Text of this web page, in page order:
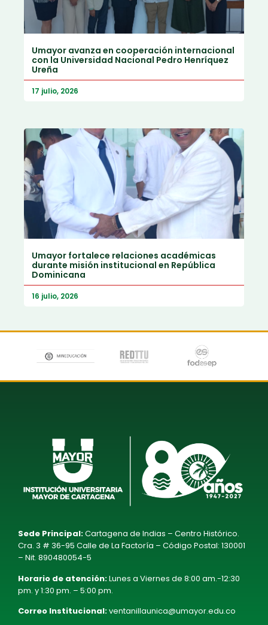
Umayor avanza en cooperación internacional
con la Universidad Nacional Pedro Henríquez
Ureña
17 julio, 2026
Umayor fortalece relaciones académicas
durante misión institucional en República
Dominicana
16 julio, 2026
Sede Principal:Cartagena de Indias – Centro Histórico.
Cra. 3 # 36-95 Calle de La Factoría – Código Postal: 130001
– Nit. 890480054-5
Horario de atención:Lunes a Viernes de 8:00 am.-12:30
pm. y 1:30 pm. – 5:00 pm.
Correo Institucional:ventanillaunica@umayor.edu.co